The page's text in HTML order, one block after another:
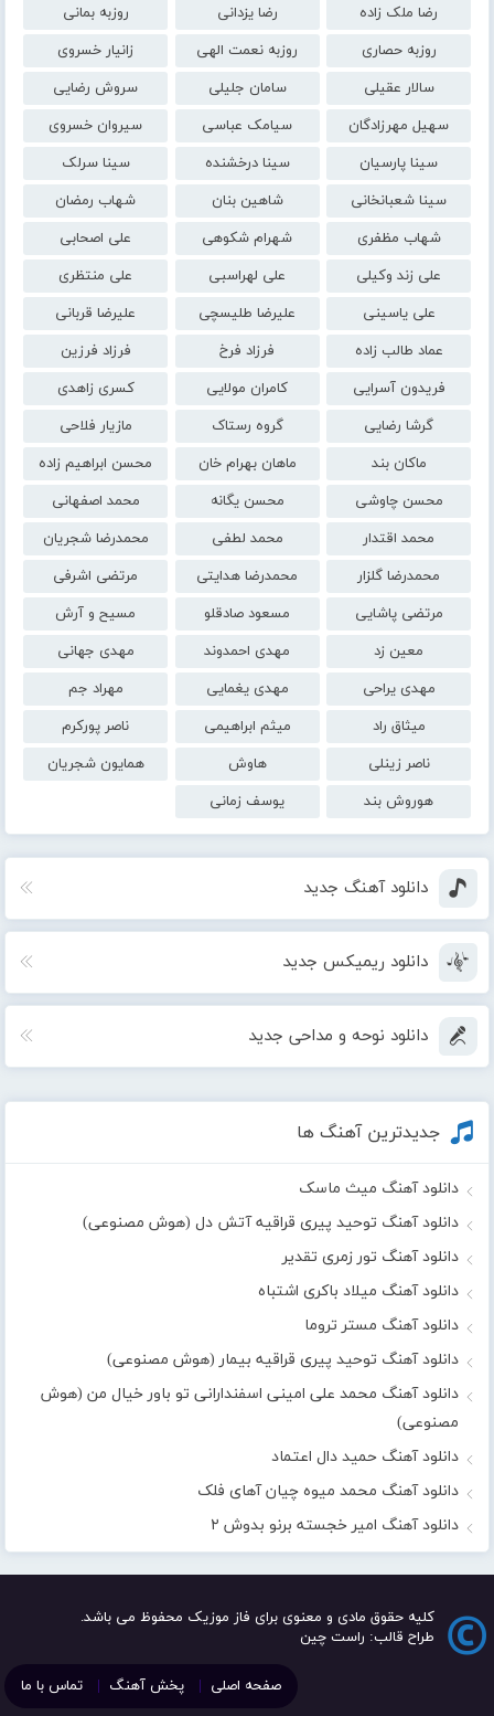
رضا ملک زاده
رضا یزدانی
روزبه بمانی
روزبه حصاری
روزبه نعمت الهی
زانیار خسروی
سالار عقیلی
سامان جلیلی
سروش رضایی
سهیل مهرزادگان
سیامک عباسی
سیروان خسروی
سینا پارسیان
سینا درخشنده
سینا سرلک
سینا شعبانخانی
شاهین بنان
شهاب رمضان
شهاب مظفری
شهرام شکوهی
علی اصحابی
علی زند وکیلی
علی لهراسبی
علی منتظری
علی یاسینی
علیرضا طلیسچی
علیرضا قربانی
عماد طالب زاده
فرزاد فرخ
فرزاد فرزین
فریدون آسرایی
کامران مولایی
کسری زاهدی
گرشا رضایی
گروه رستاک
مازیار فلاحی
ماکان بند
ماهان بهرام خان
محسن ابراهیم زاده
محسن چاوشی
محسن یگانه
محمد اصفهانی
محمد اقتدار
محمد لطفی
محمدرضا شجریان
محمدرضا گلزار
محمدرضا هدایتی
مرتضی اشرفی
مرتضی پاشایی
مسعود صادقلو
مسیح و آرش
معین زد
مهدی احمدوند
مهدی جهانی
مهدی یراحی
مهدی یغمایی
مهراد جم
میثاق راد
میثم ابراهیمی
ناصر پورکرم
ناصر زینلی
هاوش
همایون شجریان
هوروش بند
یوسف زمانی
دانلود آهنگ جدید
دانلود ریمیکس جدید
دانلود نوحه و مداحی جدید
جدیدترین آهنگ ها
دانلود آهنگ میث ماسک
دانلود آهنگ توحید پیری قراقیه آتش دل (هوش مصنوعی)
دانلود آهنگ تور زمری تقدیر
دانلود آهنگ میلاد باکری اشتباه
دانلود آهنگ مستر تروما
دانلود آهنگ توحید پیری قراقیه بیمار (هوش مصنوعی)
دانلود آهنگ محمد علی امینی اسفندارانی تو باور خیال من (هوش
مصنوعی)
دانلود آهنگ حمید دال اعتماد
دانلود آهنگ محمد میوه چیان آهای فلک
دانلود آهنگ امیر خجسته برنو بدوش ۲
کلیه حقوق مادی و معنوی برای فاز موزیک محفوظ می باشد.
طراح قالب: راست چین
صفحه اصلی پخش آهنگ تماس با ما